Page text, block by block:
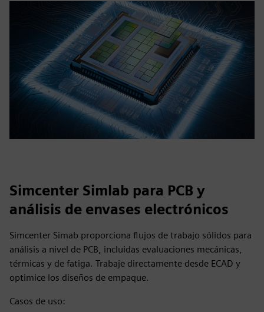
Simcenter Simlab para PCB y
análisis de envases electrónicos
Simcenter Simab proporciona flujos de trabajo sólidos para
análisis a nivel de PCB, incluidas evaluaciones mecánicas,
térmicas y de fatiga. Trabaje directamente desde ECAD y
optimice los diseños de empaque.
Casos de uso: